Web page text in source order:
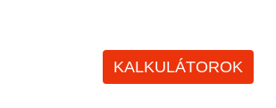
KALKULÁTOROK